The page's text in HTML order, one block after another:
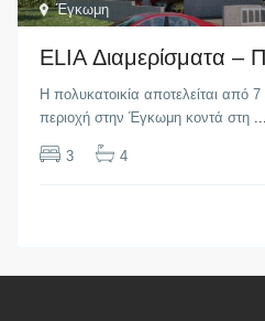
Έγκωμη
ELIA Διαμερίσματα
Η πολυκατοικία αποτελείται από 7
περιοχή στην Έγκωμη κοντά στη ...
3 4